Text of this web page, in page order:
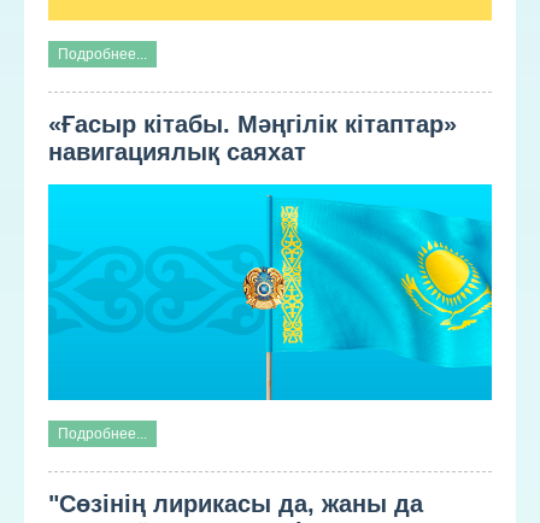
Подробнее...
«Ғасыр кітабы. Мәңгілік кітаптар»
навигациялық саяхат
Подробнее...
"Сөзінің лирикасы да, жаны да